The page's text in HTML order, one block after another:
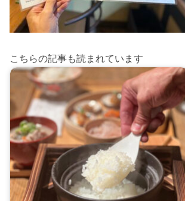
こちらの記事も読まれています